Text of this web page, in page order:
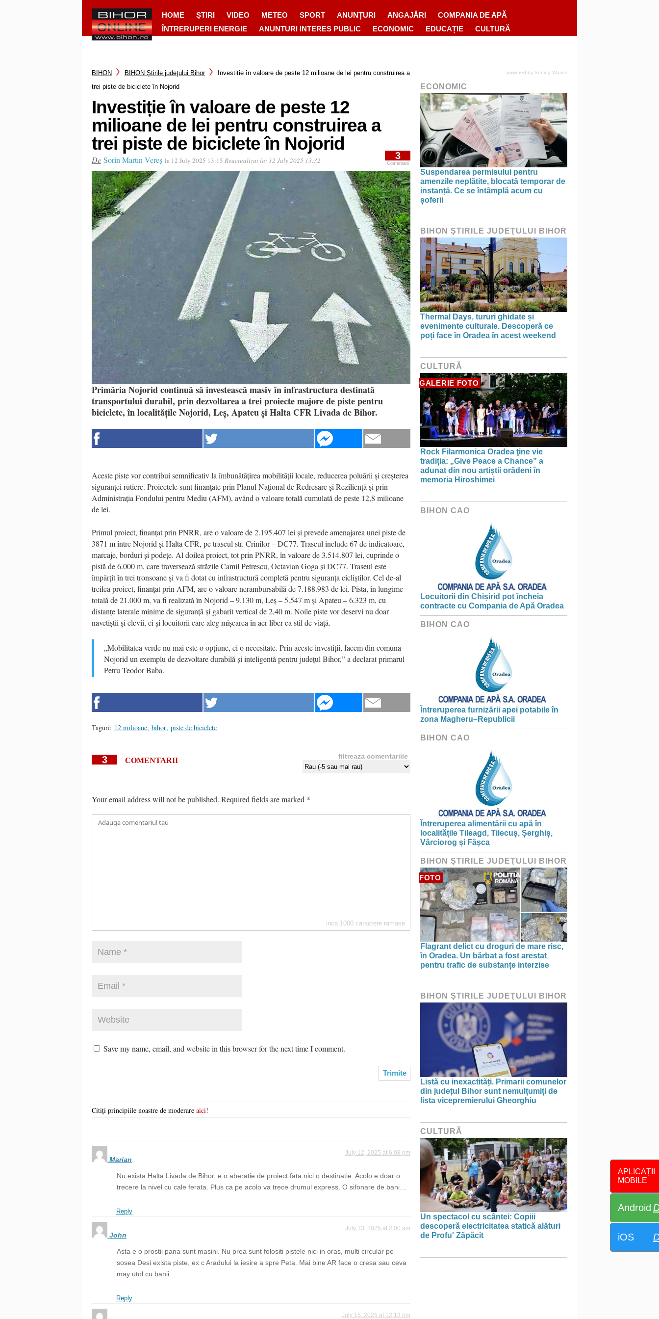
HOME ŞTIRI VIDEO METEO SPORT ANUNȚURI ANGAJĂRI
COMPANIA DE APĂ
ÎNTRERUPERI ENERGIE
ANUNTURI INTERES PUBLIC ECONOMIC EDUCAȚIE CULTURĂ
APLICAȚII
MOBILE
Android
iOS
BIHON BIHON Ştirile judeţului Bihor
Investiție în valoare de peste 12 milioane de lei pentru construirea a
trei piste de biciclete în Nojorid
Investiție în valoare de peste 12
milioane de lei pentru construirea a
trei piste de biciclete în Nojorid
De Sorin Martin Vereș la 12 July 2025 13:15 Reactualizat la: 12 July 2025 13:32 3
Comentarii
Primăria Nojorid continuă să investească masiv în infrastructura destinată
transportului durabil, prin dezvoltarea a trei proiecte majore de piste pentru
biciclete, în localitățile Nojorid, Leș, Apateu și Halta CFR Livada de Bihor.
Aceste piste vor contribui semnificativ la îmbunătățirea mobilității locale, reducerea poluării și creșterea
siguranței rutiere. Proiectele sunt finanțate prin Planul Național de Redresare și Reziliență și prin
Administrația Fondului pentru Mediu (AFM), având o valoare totală cumulată de peste 12,8 milioane
de lei.
Primul proiect, finanțat prin PNRR, are o valoare de 2.195.407 lei și prevede amenajarea unei piste de
3871 m între Nojorid și Halta CFR, pe traseul str. Crinilor – DC77. Traseul include 67 de indicatoare,
marcaje, borduri și podețe. Al doilea proiect, tot prin PNRR, în valoare de 3.514.807 lei, cuprinde o
pistă de 6.000 m, care traversează străzile Camil Petrescu, Octavian Goga și DC77. Traseul este
împărțit în trei tronsoane și va fi dotat cu infrastructură completă pentru siguranța cicliștilor. Cel de-al
treilea proiect, finanțat prin AFM, are o valoare nerambursabilă de 7.188.983 de lei. Pista, în lungime
totală de 21.000 m, va fi realizată în Nojorid – 9.130 m, Leș – 5.547 m și Apateu – 6.323 m, cu
distanțe laterale minime de siguranță și gabarit vertical de 2,40 m. Noile piste vor deservi nu doar
navetiștii și elevii, ci și locuitorii care aleg mișcarea în aer liber ca stil de viață.
„Mobilitatea verde nu mai este o opțiune, ci o necesitate. Prin aceste investiții, facem din comuna
Nojorid un exemplu de dezvoltare durabilă și inteligentă pentru județul Bihor,” a declarat primarul
Petru Teodor Baba.
Taguri: 12 milioane, bihor, piste de biciclete
3 COMENTARII filtreaza comentariile
Your email address will not be published. Required fields are marked *
inca 1000 caractere ramase
Save my name, email, and website in this browser for the next time I comment.
Citiți principiile noastre de moderare aici!
Marian
July 12, 2025 at 6:08 pm
Nu exista Halta Livada de Bihor, e o aberatie de proiect fata nici o destinatie. Acolo e doar o
trecere la nivel cu cale ferata. Plus ca pe acolo va trece drumul express. O sifonare de bani…
Reply
John
July 13, 2025 at 2:00 am
Asta e o prostii pana sunt masini. Nu prea sunt folositi pistele nici in oras, multi circular pe
sosea Desi exista piste, ex c Aradului la iesire a spre Peta. Mai bine AR face o cresa sau ceva
may utol cu banii.
Reply
July 15, 2025 at 12:13 pm
powered by Surfing Waves
ECONOMIC
Suspendarea permisului pentru
amenzile neplătite, blocată temporar de
instanță. Ce se întâmplă acum cu
șoferii
BIHON ŞTIRILE JUDEŢULUI BIHOR
Thermal Days, tururi ghidate și
evenimente culturale. Descoperă ce
poți face în Oradea în acest weekend
CULTURĂ
GALERIE FOTO
Rock Filarmonica Oradea ţine vie
tradiția: „Give Peace a Chance” a
adunat din nou artiștii orădeni în
memoria Hiroshimei
BIHON CAO
Locuitorii din Chișirid pot încheia
contracte cu Compania de Apă Oradea
BIHON CAO
Întreruperea furnizării apei potabile în
zona Magheru–Republicii
BIHON CAO
Întreruperea alimentării cu apă în
localitățile Tileagd, Tilecuș, Șerghiș,
Vârciorog și Fâșca
BIHON ŞTIRILE JUDEŢULUI BIHOR
FOTO
Flagrant delict cu droguri de mare risc,
în Oradea. Un bărbat a fost arestat
pentru trafic de substanțe interzise
BIHON ŞTIRILE JUDEŢULUI BIHOR
Listă cu inexactități. Primarii comunelor
din județul Bihor sunt nemulțumiți de
lista vicepremierului Gheorghiu
CULTURĂ
Un spectacol cu scântei: Copiii
descoperă electricitatea statică alături
de Profu' Zăpăcit